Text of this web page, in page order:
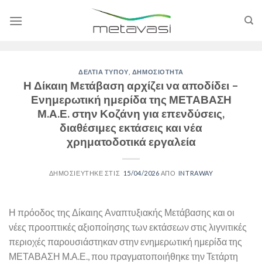
ΔΕΛΤΙΑ ΤΥΠΟΥ ΔΗΜΟΣΙΟΤΗΤΑ
Η Δίκαιη Μετάβαση αρχίζει να αποδίδει –
Ενημερωτική ημερίδα της ΜΕΤΑΒΑΣΗ
Μ.Α.Ε. στην Κοζάνη για επενδύσεις,
διαθέσιμες εκτάσεις και νέα
χρηματοδοτικά εργαλεία
15/04/2026 INTRAWAY
Η πρόοδος της Δίκαιης Αναπτυξιακής Μετάβασης και οι
νέες προοπτικές αξιοποίησης των εκτάσεων στις λιγνιτικές
περιοχές παρουσιάστηκαν στην ενημερωτική ημερίδα της
ΜΕΤΑΒΑΣΗ Μ.Α.Ε., που πραγματοποιήθηκε την Τετάρτη